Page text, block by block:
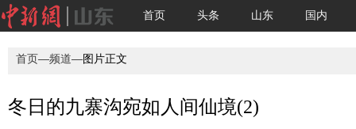
首页 头条 山东 国内
首页—频道—图片正文
冬日的九寨沟宛如人间仙境(2)